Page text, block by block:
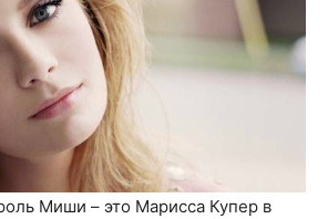
Миши – это Марисса Купер в